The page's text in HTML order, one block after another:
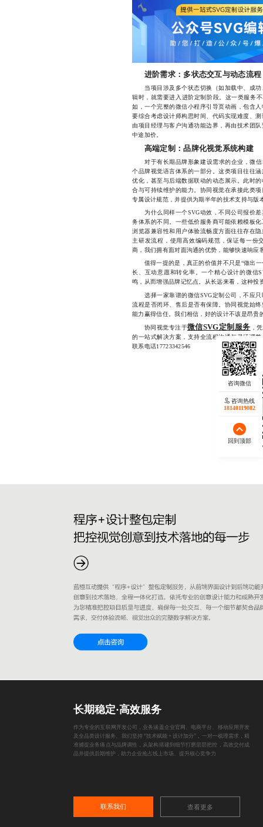
进阶需求：多状态交互与动态流程
当项目涉及多个状态切换（如加载中、成功
辑时，就需要进入进阶定制阶段。这一类服务
如，一个完整的微信小程序引导页动画，包含
要综合考虑设计师构思时间、代码实现难度、
由项目经理与客户沟通功能边界，再由技术团
中途加价。
高端定制：品牌化视觉系统构建
对于有长期品牌形象建设需求的企业，微信
个品牌视觉语言体系的一部分。这类项目往往
优化，甚至与后端数据联动的动态展示。此时
合与可持续维护的能力。协同视觉在承接此类
专属设计规范，并提供为期半年的技术支持与
为什么同样一个SVG动效，不同公司报价差
务体系的不同。一些低价服务商可能依赖模板
浏览器兼容性和用户体验流畅度方面往往存在
主研发流程，使用高效编码规范，保证每一份
商，我们拥有面对面沟通的优势，能够快速响
值得一提的是，真正的价值并不只是“做出一
长、互动意愿和转化率。一个精心设计的微信
鸣，从而增强品牌记忆点。从长远来看，这种投
选择一家靠谱的微信SVG定制公司，不应只
流程是否闭环、售后是否有保障。协同视觉始
能力赢得信任。我们相信，好的设计不该是昂贵
协同视觉专注于微信SVG定制服务 ，
的一站式解决方案，支持全流程沟通与灵活调
联系电话17723342546
欢迎
咨询热线
18140119082
回到顶部
长期稳定·高效服务
作为专业的互联网开发公司，业务涵盖企业官网、电商平台、移动应用开发
及全品类设计服务。我们坚持 “技术赋能 + 设计加分”，一对一梳理需求，精
准捕捉业务痛点与品牌调性，从架构搭建到细节打磨层层把控，高效交付成
品并提供后期维护，助力企业抢占线上市场、提升核心竞争力
联系我们 查看更多